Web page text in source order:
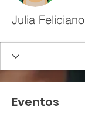
Julia Feliciano
Eventos